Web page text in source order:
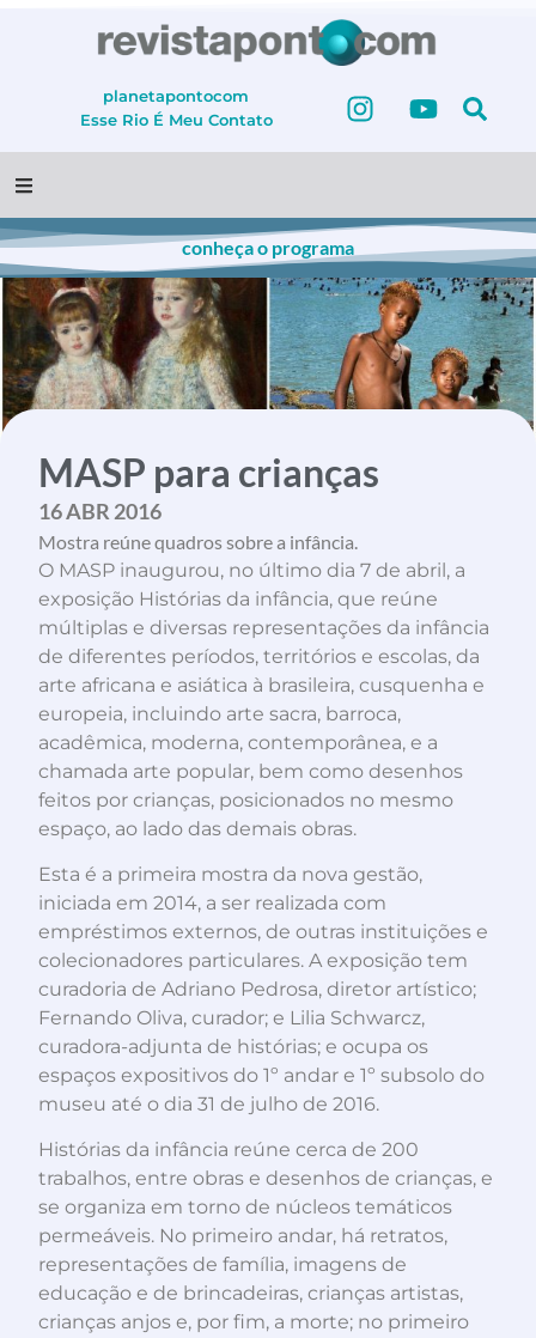
planetapontocom
Esse Rio É Meu Contato
conheça o programa
MASP para crianças
16 ABR 2016
Mostra reúne quadros sobre a infância.
O MASP inaugurou, no último dia 7 de abril, a
exposição Histórias da infância, que reúne
múltiplas e diversas representações da infância
de diferentes períodos, territórios e escolas, da
arte africana e asiática à brasileira, cusquenha e
europeia, incluindo arte sacra, barroca,
acadêmica, moderna, contemporânea, e a
chamada arte popular, bem como desenhos
feitos por crianças, posicionados no mesmo
espaço, ao lado das demais obras.
Esta é a primeira mostra da nova gestão,
iniciada em 2014, a ser realizada com
empréstimos externos, de outras instituições e
colecionadores particulares. A exposição tem
curadoria de Adriano Pedrosa, diretor artístico;
Fernando Oliva, curador; e Lilia Schwarcz,
curadora-adjunta de histórias; e ocupa os
espaços expositivos do 1º andar e 1º subsolo do
museu até o dia 31 de julho de 2016.
Histórias da infância reúne cerca de 200
trabalhos, entre obras e desenhos de crianças, e
se organiza em torno de núcleos temáticos
permeáveis. No primeiro andar, há retratos,
representações de família, imagens de
educação e de brincadeiras, crianças artistas,
crianças anjos e, por fim, a morte; no primeiro